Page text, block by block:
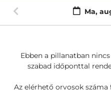
Ma,
Ebben a pillanatban
szabad időponttal
Az elérhető orvosok száma